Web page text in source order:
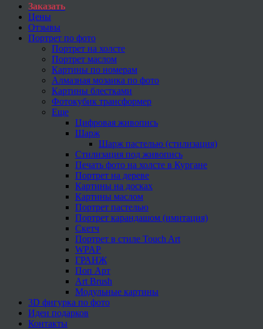
Заказать
Цены
Отзывы
Портрет по фото
Портрет на холсте
Портрет маслом
Картины по номерам
Алмазная мозаика по фото
Картины блестками
Фотокубик трансформер
Еще
Цифровая живопись
Шарж
Шарж пастелью (стилизация)
Стилизация под живопись
Печать фото на холсте в Кургане
Портрет на дереве
Картины на досках
Картины маслом
Портрет пастелью
Портрет карандашом (имитация)
Скетч
Портрет в стиле Touch Art
WPAP
ГРАНЖ
Поп Арт
Art Brush
Модульные картины
3D фигурка по фото
Идеи подарков
Контакты